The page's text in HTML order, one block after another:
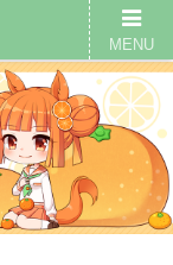
MENU